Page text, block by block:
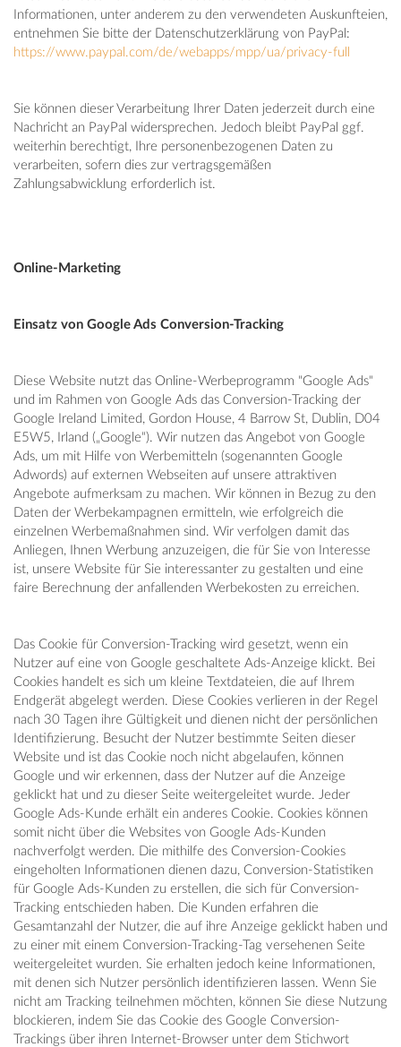
Informationen, unter anderem zu den verwendeten Auskunfteien,
entnehmen Sie bitte der Datenschutzerklärung von PayPal:
https://www.paypal.com/de/webapps/mpp/ua/privacy-full
Sie können dieser Verarbeitung Ihrer Daten jederzeit durch eine
Nachricht an PayPal widersprechen. Jedoch bleibt PayPal ggf.
weiterhin berechtigt, Ihre personenbezogenen Daten zu
verarbeiten, sofern dies zur vertragsgemäßen
Zahlungsabwicklung erforderlich ist.
Online-Marketing
Einsatz von Google Ads Conversion-Tracking
Diese Website nutzt das Online-Werbeprogramm "Google Ads"
und im Rahmen von Google Ads das Conversion-Tracking der
Google Ireland Limited, Gordon House, 4 Barrow St, Dublin, D04
E5W5, Irland („Google“). Wir nutzen das Angebot von Google
Ads, um mit Hilfe von Werbemitteln (sogenannten Google
Adwords) auf externen Webseiten auf unsere attraktiven
Angebote aufmerksam zu machen. Wir können in Bezug zu den
Daten der Werbekampagnen ermitteln, wie erfolgreich die
einzelnen Werbemaßnahmen sind. Wir verfolgen damit das
Anliegen, Ihnen Werbung anzuzeigen, die für Sie von Interesse
ist, unsere Website für Sie interessanter zu gestalten und eine
faire Berechnung der anfallenden Werbekosten zu erreichen.
Das Cookie für Conversion-Tracking wird gesetzt, wenn ein
Nutzer auf eine von Google geschaltete Ads-Anzeige klickt. Bei
Cookies handelt es sich um kleine Textdateien, die auf Ihrem
Endgerät abgelegt werden. Diese Cookies verlieren in der Regel
nach 30 Tagen ihre Gültigkeit und dienen nicht der persönlichen
Identifizierung. Besucht der Nutzer bestimmte Seiten dieser
Website und ist das Cookie noch nicht abgelaufen, können
Google und wir erkennen, dass der Nutzer auf die Anzeige
geklickt hat und zu dieser Seite weitergeleitet wurde. Jeder
Google Ads-Kunde erhält ein anderes Cookie. Cookies können
somit nicht über die Websites von Google Ads-Kunden
nachverfolgt werden. Die mithilfe des Conversion-Cookies
eingeholten Informationen dienen dazu, Conversion-Statistiken
für Google Ads-Kunden zu erstellen, die sich für Conversion-
Tracking entschieden haben. Die Kunden erfahren die
Gesamtanzahl der Nutzer, die auf ihre Anzeige geklickt haben und
zu einer mit einem Conversion-Tracking-Tag versehenen Seite
weitergeleitet wurden. Sie erhalten jedoch keine Informationen,
mit denen sich Nutzer persönlich identifizieren lassen. Wenn Sie
nicht am Tracking teilnehmen möchten, können Sie diese Nutzung
blockieren, indem Sie das Cookie des Google Conversion-
Trackings über ihren Internet-Browser unter dem Stichwort